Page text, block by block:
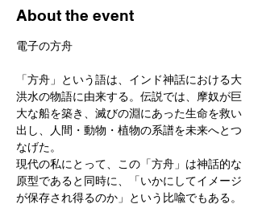
About the event
電子の方舟
「方舟」という語は、インド神話における大
洪水の物語に由来する。伝説では、摩奴が巨
大な船を築き、滅びの淵にあった生命を救い
出し、人間・動物・植物の系譜を未来へとつ
なげた。
現代の私にとって、この「方舟」は神話的な
原型であると同時に、「いかにしてイメージ
が保存され得るのか」という比喩でもある。